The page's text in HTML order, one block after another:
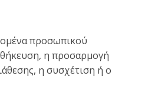
προσωπικού
η προσαρμογή
η συσχέτιση ή ο